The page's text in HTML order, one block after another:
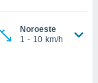
Noroeste
1 - 10 km/h